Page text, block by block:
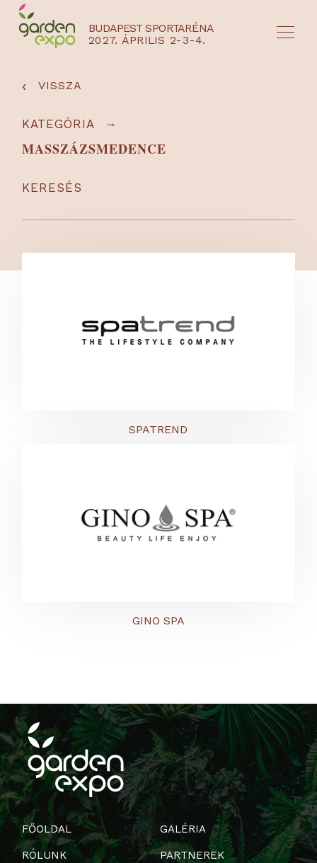
BUDAPEST SPORTARÉNA
2027. ÁPRILIS 2-3-4.
‹ VISSZA
KERESÉS
KATEGÓRIA →
MASSZÁZSMEDENCE
SPATREND
GINO SPA
FŐOLDAL
RÓLUNK
GALÉRIA
PARTNEREK